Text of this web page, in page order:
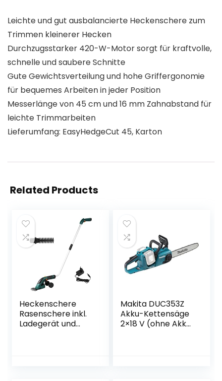
Leichte und gut ausbalancierte Heckenschere zum
Trimmen kleinerer Hecken
Durchzugsstarker 420-W-Motor sorgt für kraftvolle,
schnelle und saubere Schnitte
Gute Gewichtsverteilung und hohe Griffergonomie
für bequemes Arbeiten in jeder Position
Messerlänge von 45 cm und 16 mm Zahnabstand für
leichte Trimmarbeiten
Lieferumfang: EasyHedgeCut 45, Karton
Related Products
Heckenschere
Rasenschere inkl.
Ladegerät und
Makita DUC353Z
Akku-Kettensäge
2×18 V (ohne Akku,